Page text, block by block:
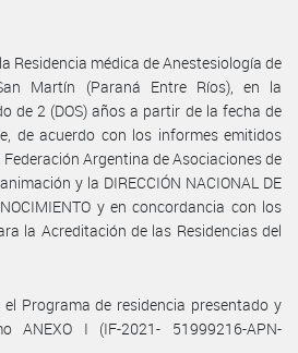
Residencia médica de Anestesiología de
Martín (Paraná Entre Ríos), en la
de 2 (DOS) años a partir de la fecha de
de acuerdo con los informes emitidos
Argentina de Asociaciones de
y la DIRECCIÓN NACIONAL DE
y en concordancia con los
la Acreditación de las Residencias del
el Programa de residencia presentado y
ANEXO I (IF-2021- 51999216-APN-